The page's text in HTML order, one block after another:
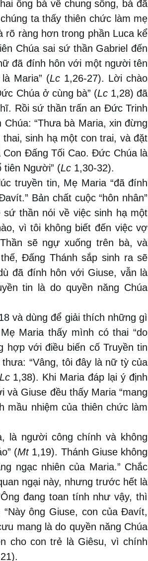
ông bà về chung sống, bà đã
ta thấy thiên chức làm mẹ
rõ ràng hơn trong phần Luca kể
Chúa sai sứ thần Gabriel đến
đã đính hôn với một người tên
Maria” (Lc 1,26-27). Lời chào
Chúa ở cùng bà” (Lc 1,28) đã
Rồi sứ thần trấn an Đức Trinh
“Thưa bà Maria, xin đừng
sinh hạ một con trai, và đặt
Ðấng Tối Cao. Ðức Chúa là
tiên Người” (Lc 1,30-32).
truyền tin, Mẹ Maria “đã đính
Bản chất cuộc “hôn nhân”
thần nói về việc sinh hạ một
vì tôi không biết đến việc vợ
sẽ ngự xuống trên bà, và
Ðấng Thánh sắp sinh ra sẽ
đã đính hôn với Giuse, vẫn là
tin là do quyền năng Chúa
và dùng để giải thích những gì
Maria thấy mình có thai “do
hợp với điều biến cố Truyền tin
“Vâng, tôi đây là nữ tỳ của
1,38). Khi Maria đáp lại ý định
và Giuse đều thấy Maria “mang
mầu nhiệm của thiên chức làm
là người công chính và không
(Mt1,19). Thánh Giuse không
ngạc nhiên của Maria.” Chắc
ngại này, nhưng trước hết là
đang toan tính như vậy, thì
ông Giuse, con của Ðavít,
mang là do quyền năng Chúa
cho con trẻ là Giêsu, vì chính